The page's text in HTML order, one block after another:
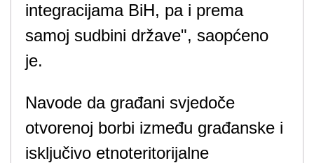
integracijama BiH, pa i prema
samoj sudbini države", saopćeno
je.
Navode da građani svjedoče
otvorenoj borbi između građanske i
isključivo etnoteritorijalne